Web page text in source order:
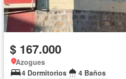
$ 167.000
Azogues
4 Dormitorios
4 Baños